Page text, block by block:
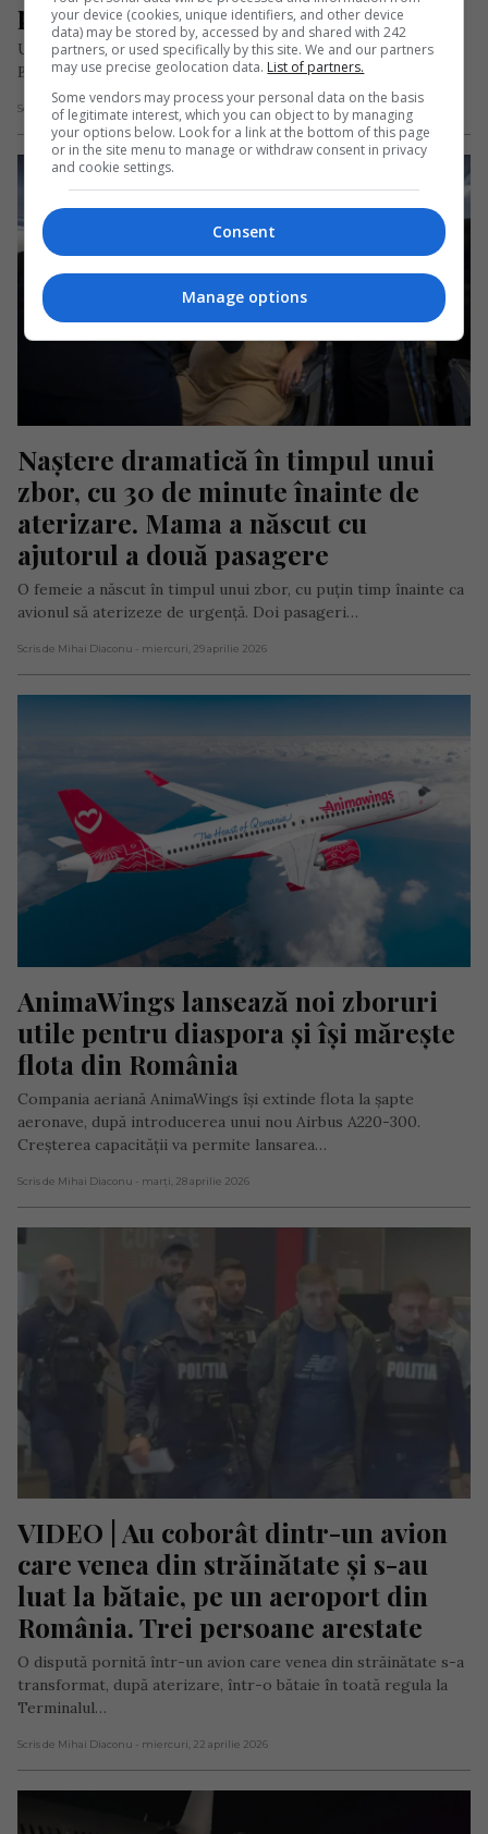
putut fi salvat
Un pasager a murit la bordul unui zbor decolat din Marea
Britanie, după ce s-a prăbușit înainte ca aeronava să…
Scris de Mihai Diaconu - vineri, 1 mai 2026
Naștere dramatică în timpul unui
zbor, cu 30 de minute înainte de
aterizare. Mama a născut cu
ajutorul a două pasagere
O femeie a născut în timpul unui zbor, cu puțin timp înainte ca
avionul să aterizeze de urgență. Doi pasageri…
Scris de Mihai Diaconu - miercuri, 29 aprilie 2026
AnimaWings lansează noi zboruri
utile pentru diaspora și își mărește
flota din România
Compania aeriană AnimaWings își extinde flota la șapte
aeronave, după introducerea unui nou Airbus A220-300.
Creșterea capacității va permite lansarea…
Scris de Mihai Diaconu - marți, 28 aprilie 2026
VIDEO | Au coborât dintr-un avion
care venea din străinătate și s-au
luat la bătaie, pe un aeroport din
România. Trei persoane arestate
O dispută pornită într-un avion care venea din străinătate s-a
transformat, după aterizare, într-o bătaie în toată regula la
Terminalul…
Scris de Mihai Diaconu - miercuri, 22 aprilie 2026
your device (cookies, unique identifiers, and other device
data) may be stored by, accessed by and shared with 242
partners, or used specifically by this site. We and our partners
may use precise geolocation data. List of partners.
Some vendors may process your personal data on the basis
of legitimate interest, which you can object to by managing
your options below. Look for a link at the bottom of this page
or in the site menu to manage or withdraw consent in privacy
and cookie settings.
Consent
Manage options